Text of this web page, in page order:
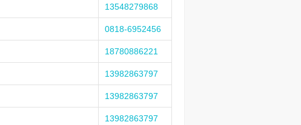
13548279868
0818-6952456
18780886221
13982863797
13982863797
13982863797